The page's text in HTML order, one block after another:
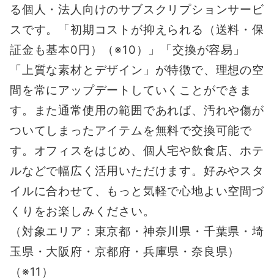
る個人・法人向けのサブスクリプションサービ
スです。「初期コストが抑えられる（送料・保
証金も基本0円）（※10）」「交換が容易」
「上質な素材とデザイン」が特徴で、理想の空
間を常にアップデートしていくことができま
す。また通常使用の範囲であれば、汚れや傷が
ついてしまったアイテムを無料で交換可能で
す。オフィスをはじめ、個人宅や飲食店、ホテ
ルなどで幅広く活用いただけます。好みやスタ
イルに合わせて、もっと気軽で心地よい空間づ
くりをお楽しみください。
（対象エリア：東京都・神奈川県・千葉県・埼
玉県・大阪府・京都府・兵庫県・奈良県）
（※11）